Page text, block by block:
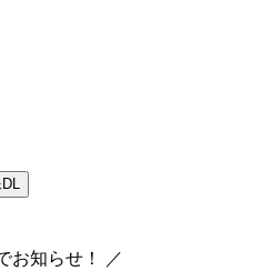
お知らせ！ ／